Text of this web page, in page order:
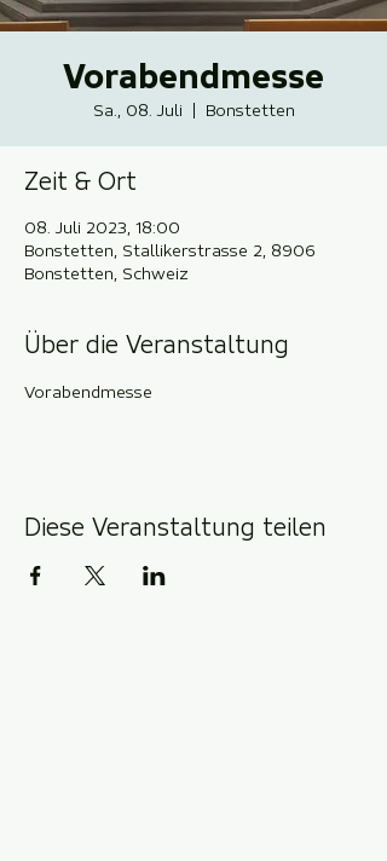
Vorabendmesse
Sa., 08. Juli Bonstetten
Zeit & Ort
08. Juli 2023, 18:00
Bonstetten, Stallikerstrasse 2, 8906
Bonstetten, Schweiz
Über die Veranstaltung
Vorabendmesse
Diese Veranstaltung teilen